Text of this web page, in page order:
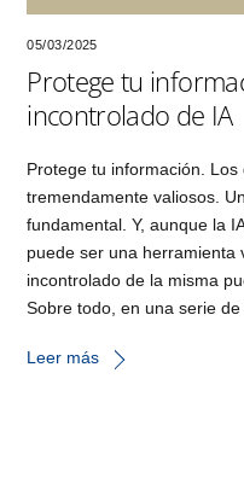
05/03/2025
Protege tu
incontrolado de IA
Protege tu información.
tremendamente valiosos.
fundamental. Y, aunque la
puede ser una herramienta
incontrolado de la misma
Sobre todo, en una serie
Leer más